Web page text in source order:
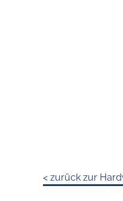
< zurück zur